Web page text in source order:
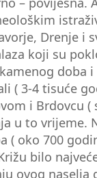
Drenje i
koji su
doba
( 3-4 tisuće
i Brdovcu (
u to vrijeme.
( oko 700
bilo
ovog naselja